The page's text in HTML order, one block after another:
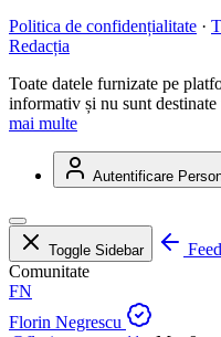
Politica de confidențialitate ·
Redacția
Toate datele furnizate pe
informativ și nu sunt
mai multe
Autentificare
Toggle Sidebar
Feed
Comunitate
FN
Florin Negrescu